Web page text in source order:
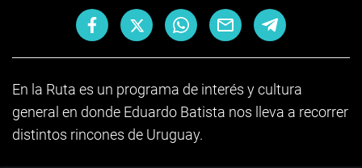
En la Ruta es un programa de interés y cultura
general en donde Eduardo Batista nos lleva a recorrer
distintos rincones de Uruguay.